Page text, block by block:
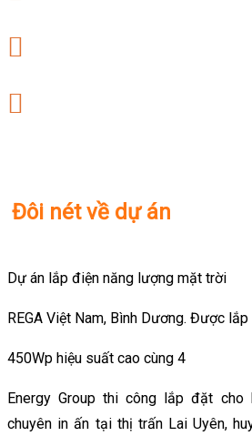
Đôi nét về dự án
Dự án lắp điện năng lượng mặt trời
REGA Việt Nam, Bình Dương. Được
450Wp hiệu suất cao cùng 4
Energy Group thi công lắp đặt cho
chuyên in ấn tại thị trấn Lai Uyên,